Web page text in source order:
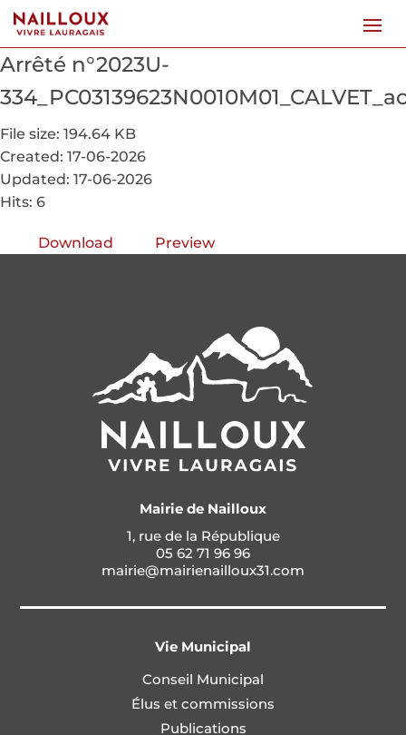
Arrêté n°2023U-
File size: 194.64 KB
Created: 17-06-2026
Updated: 17-06-2026
Hits: 6
Download Preview
Mairie de Nailloux
1, rue de la République
05 62 71 96 96
mairie@mairienailloux31.com
Vie Municipal
Conseil Municipal
Élus et commissions
Publications